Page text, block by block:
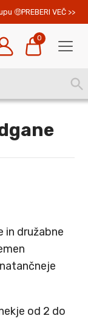
PREBERI VEČ >>
0
in družabne
od 2 do